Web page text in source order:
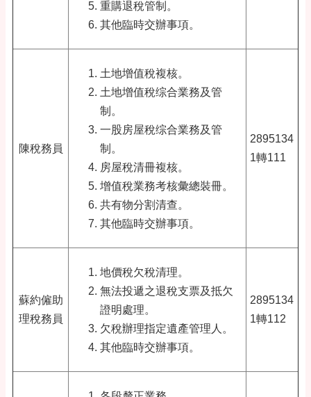
重購退稅管制。
其他臨時交辦事項。
陳稅務員
土地增值稅複核。
土地增值稅综合業務及管
制。
一股房屋稅综合業務及管
制。
房屋稅清冊複核。
增值稅業務考核彙總裝冊。
共有物分割清查。
其他臨時交辦事項。
2895134
1轉111
蘇約僱助
理稅務員
地價稅欠稅清理。
無法投遞之退稅支票及抵欠
證明處理。
欠稅辦理指定遺產管理人。
其他臨時交辦事項。
2895134
1轉112